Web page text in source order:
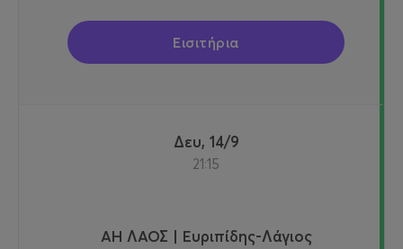
Εισιτήρια
Δευ, 14/9
21:15
ΑΗ ΛΑΟΣ | Ευριπίδης-Λάγιος